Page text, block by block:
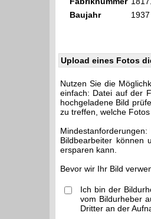
Baujahr
1937
Upload eines Fotos
Nutzen Sie die
einfach: Datei auf der
hochgeladene Bild
zu treffen, welche
Bildbearbeiter können
ersparen kann.
Bevor wir Ihr Bild
Ich bin der
vom Bildurheber
Dritter an der